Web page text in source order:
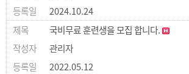
2024.10.24
국비무료 훈련생을 모집 합니다.
관리자
2022.05.12